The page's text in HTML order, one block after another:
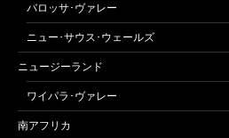
バロッサ･ヴァレー
ニュー･サウス･ウェールズ
ニュージーランド
ワイパラ･ヴァレー
南アフリカ